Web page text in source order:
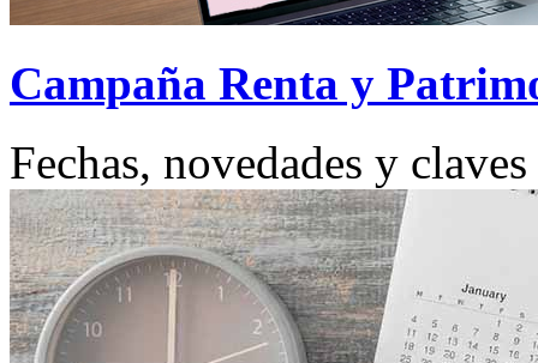
Campaña Renta y
Fechas, novedades y claves